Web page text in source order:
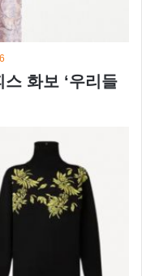
화보 ‘우리들